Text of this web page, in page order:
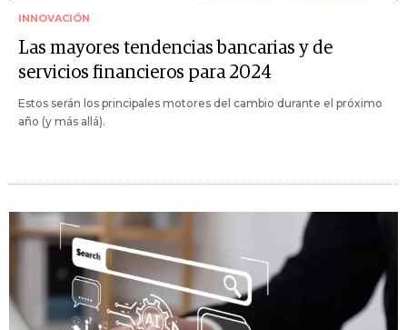
INNOVACIÓN
Las mayores tendencias bancarias y de
servicios financieros para 2024
Estos serán los principales motores del cambio durante el próximo
año (y más allá).